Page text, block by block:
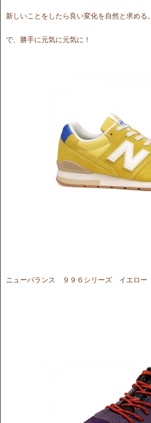
新しいことをしたら良い変化を自然と求める。
で、勝手に元気に元気に！
ニューバランス ９９６シリーズ イエロー